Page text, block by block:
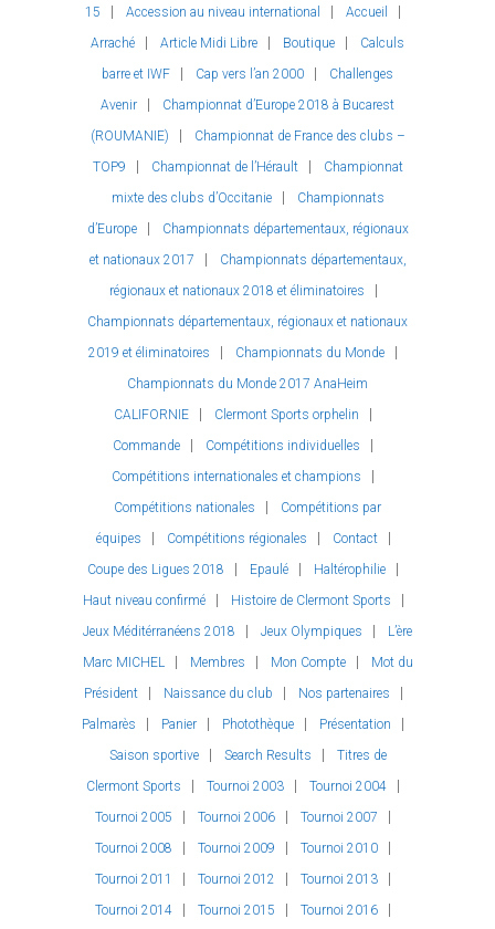
15 Accession au niveau international
Accueil
Arraché
Article Midi Libre Boutique
Calculs
barre et IWF
Cap vers l’an 2000
Challenges
Avenir
Championnat d’Europe 2018 à Bucarest
(ROUMANIE)
Championnat de France des clubs –
TOP9
Championnat de l’Hérault
Championnat
mixte des clubs d’Occitanie
Championnats
d’Europe
Championnats départementaux, régionaux
et nationaux 2017
Championnats départementaux,
régionaux et nationaux 2018 et éliminatoires
Championnats départementaux, régionaux et nationaux
2019 et éliminatoires
Championnats du Monde
Championnats du Monde 2017 AnaHeim
CALIFORNIE
Clermont Sports orphelin
Commande
Compétitions individuelles
Compétitions internationales et champions
Compétitions nationales
Compétitions par
équipes
Compétitions régionales
Contact
Coupe des Ligues 2018
Epaulé
Haltérophilie
Haut niveau confirmé
Histoire de Clermont Sports
Jeux Méditérranéens 2018
Jeux Olympiques
L’ère
Marc MICHEL
Membres Mon Compte
Mot du
Président
Naissance du club
Nos partenaires
Palmarès
Panier Photothèque
Présentation
Saison sportive
Search Results
Titres de
Clermont Sports
Tournoi 2003
Tournoi 2004
Tournoi 2005
Tournoi 2006
Tournoi 2007
Tournoi 2008
Tournoi 2009
Tournoi 2010
Tournoi 2011
Tournoi 2012
Tournoi 2013
Tournoi 2014
Tournoi 2015 Tournoi 2016